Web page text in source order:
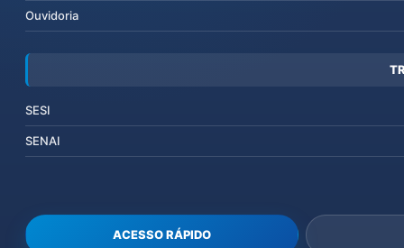
Ouvidoria
SESI
SENAI
ACESSO RÁPIDO